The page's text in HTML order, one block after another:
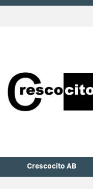
Crescocito AB